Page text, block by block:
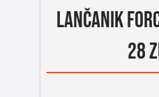
LANČANIK
28